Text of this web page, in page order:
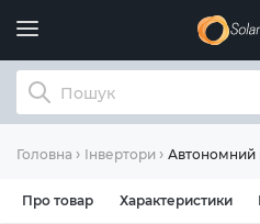
Головна Інвертори Автономний
Про товар Характеристики